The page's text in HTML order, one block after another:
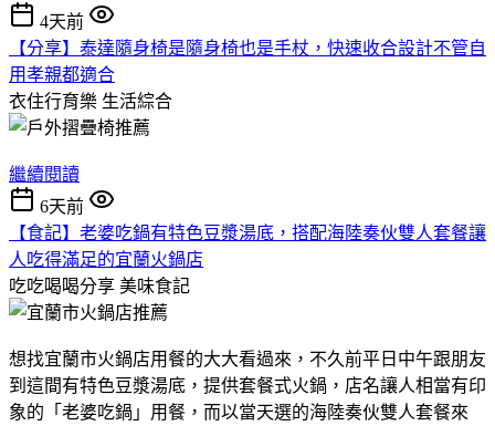
4天前
【分享】泰達隨身椅是隨身椅也是手杖，快速收合設計不管自
用孝親都適合
衣住行育樂 生活綜合
繼續閱讀
6天前
【食記】老婆吃鍋有特色豆漿湯底，搭配海陸奏伙雙人套餐讓
人吃得滿足的宜蘭火鍋店
吃吃喝喝分享 美味食記
想找宜蘭市火鍋店用餐的大大看過來，不久前平日中午跟朋友
到這間有特色豆漿湯底，提供套餐式火鍋，店名讓人相當有印
象的「老婆吃鍋」用餐，而以當天選的海陸奏伙雙人套餐來